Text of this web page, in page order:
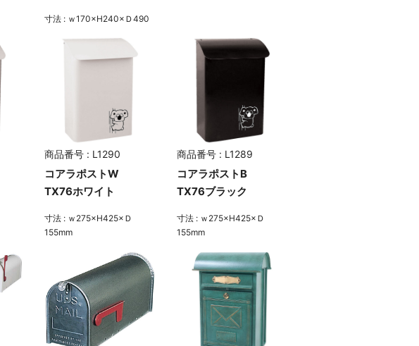
寸法 : ｗ170×H240×Ｄ490
商品番号 : L1290
コアラポストW
TX76ホワイト
寸法 : ｗ275×H425×Ｄ
155mm
商品番号 : L1289
コアラポストB
TX76ブラック
寸法 : ｗ275×H425×Ｄ
155mm